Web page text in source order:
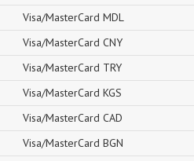
Visa/MasterCard MDL
Visa/MasterCard CNY
Visa/MasterCard TRY
Visa/MasterCard KGS
Visa/MasterCard CAD
Visa/MasterCard BGN